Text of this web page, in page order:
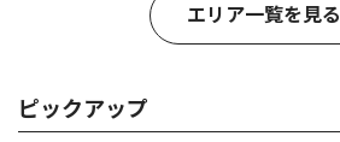
エリア一覧を見る
ピックアップ